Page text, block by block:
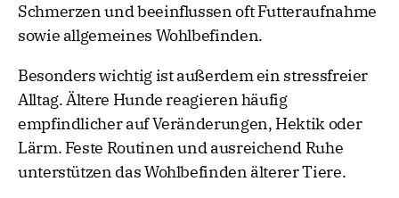
Schmerzen und beeinflussen oft Futteraufnahme
sowie allgemeines Wohlbefinden.
Besonders wichtig ist außerdem ein stressfreier
Alltag. Ältere Hunde reagieren häufig
empfindlicher auf Veränderungen, Hektik oder
Lärm. Feste Routinen und ausreichend Ruhe
unterstützen das Wohlbefinden älterer Tiere.